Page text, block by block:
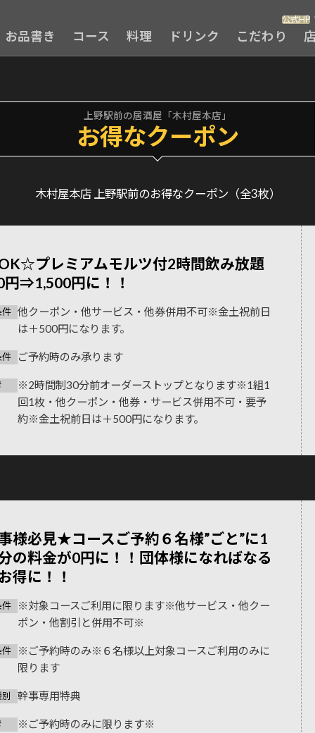
公式HP
お品書き コース 料理 ドリンク こだわり
上野駅前の居酒屋「木村屋本店」
お得なクーポン
木村屋本店 上野駅前のお得なクーポン（全3枚）
プレミアムモルツ付2時間飲み放題
円⇒1,500円に！！
件 他クーポン・他サービス・他券併用不可※金土祝前日
は＋500円になります。
件 ご予約時のみ承ります
※2時間制30分前オーダーストップとなります※1組1
回1枚・他クーポン・他券・サービス併用不可・要予
約※金土祝前日は＋500円になります。
様必見★コースご予約６名様”ごと”に1
の料金が0円に！！団体様になればなる
得に！！
件
※対象コースご利用に限ります※他サービス・他クー
ポン・他割引と併用不可※
件
※ご予約時のみ※６名様以上対象コースご利用のみに
限ります
幹事専用特典
※ご予約時のみに限ります※